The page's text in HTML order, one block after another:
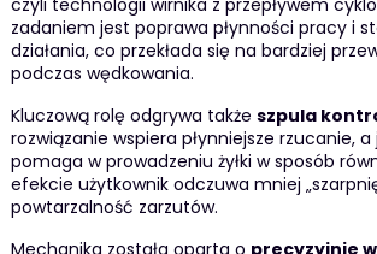
zadaniem jest poprawa płynności pracy i
działania, co przekłada się na bardziej
podczas wędkowania.
Kluczową rolę odgrywa także szpula
rozwiązanie wspiera płynniejsze rzucanie,
pomaga w prowadzeniu żyłki w sposób
efekcie użytkownik odczuwa mniej
powtarzalność zarzutów.
Mechanika została oparta o precyzyjnie